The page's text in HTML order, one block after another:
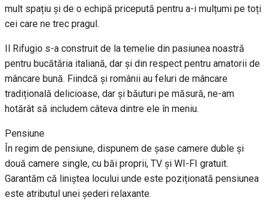
mult spațiu și de o echipă pricepută pentru a-i mulțumi pe toți
cei care ne trec pragul.
Il Rifugio s-a construit de la temelie din pasiunea noastră
pentru bucătăria italiană, dar și din respect pentru amatorii de
mâncare bună. Fiindcă și românii au feluri de mâncare
tradițională delicioase, dar și băuturi pe măsură, ne-am
hotărât să includem câteva dintre ele în meniu.
Pensiune
În regim de pensiune, dispunem de șase camere duble și
două camere single, cu băi proprii, TV și WI-FI gratuit.
Garantăm că liniștea locului unde este poziționată pensiunea
este atributul unei șederi relaxante.